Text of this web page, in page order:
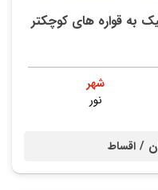
شهر
نور
اقساط